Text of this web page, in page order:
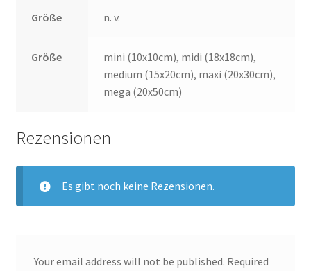
Größe n. v.
Größe
mini (10x10cm), midi (18x18cm),
medium (15x20cm), maxi (20x30cm),
mega (20x50cm)
Rezensionen
Es gibt noch keine Rezensionen.
Your email address will not be published. Required